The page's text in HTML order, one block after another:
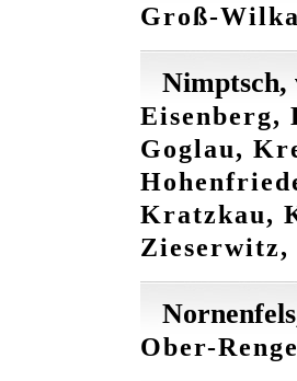
Groß-
Nimptsch,
Eisenberg,
Goglau,
Kratzkau,
Zieserwitz,
Ober-